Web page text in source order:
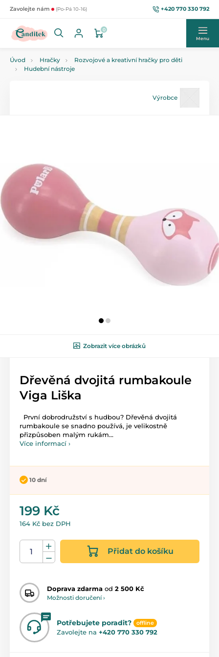
Zavolejte nám (Po-Pá 10-16) +420 770 330 792
0
Menu
Úvod Hračky
Rozvojové a kreativní hračky pro děti
Hudební nástroje
Výrobce
Zobrazit více obrázků
Dřevěná dvojitá rumbakoule
Viga Liška
První dobrodružství s hudbou? Dřevěná dvojitá
rumbakoule se snadno používá, je velikostně
přizpůsoben malým rukám...
Více informací ›
10 dní
199 Kč
164 Kč bez DPH
Přidat do košíku
Doprava zdarma od 2 500 Kč
Možnosti doručení ›
Potřebujete poradit? offline
Zavolejte na +420 770 330 792